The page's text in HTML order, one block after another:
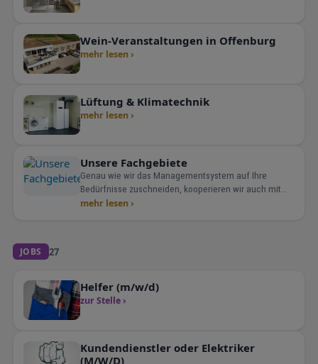
Wein-Veranstaltungen in Offenburg
mehr lesen ›
Lüftung & Klimatechnik
mehr lesen ›
Unsere Fachgebiete
Genau wie wir das Managementsystem auf Ihre
Bedürfnisse zuschneiden, kooperieren wir auch mit
Experten in angrenzenden Gebieten, um für Sie eine
mehr lesen ›
JOBS 27
Helfer (m/w/d)
zur Stelle ›
Kundendienstler oder Elektriker
(M/W/D)